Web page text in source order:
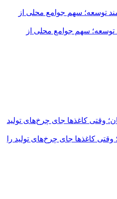
توسعه؛ سهم جوامع محلی از
کاغذها جای چرخ‌های تولید را